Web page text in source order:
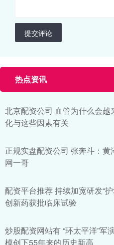
提交评论
热点资讯
北京配资公司 血管为什么会越
化与这些因素有关
正规实盘配资公司 张奔斗：黄
网一哥
配资平台推荐 持续加宽研发“
创新药获批临床试验
炒股配资网站有 “环太平洋”军
模创下55年来的历史新高